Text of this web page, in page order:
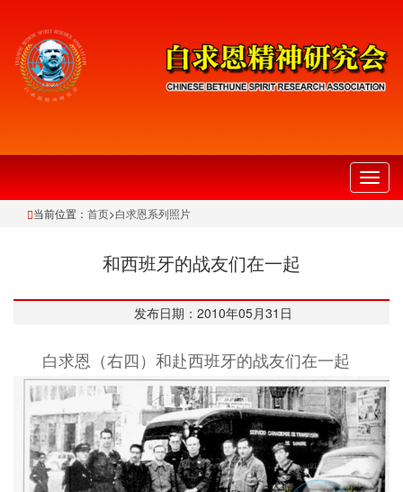
切
换
当前位置： 首页>白求恩系列照片
和西班牙的战友们在一起
发布日期：2010年05月31日
白求恩（右四）和赴西班牙的战友们在一起